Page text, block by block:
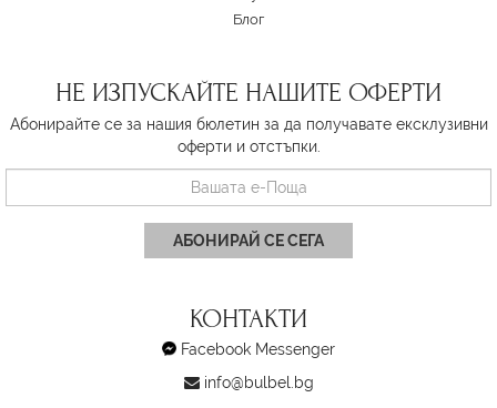
Блог
НЕ ИЗПУСКАЙТЕ НАШИТЕ ОФЕРТИ
Абонирайте се за нашия бюлетин за да получавате ексклузивни
оферти и отстъпки.
АБОНИРАЙ СЕ СЕГА
КОНТАКТИ
Facebook Messenger
info@bulbel.bg